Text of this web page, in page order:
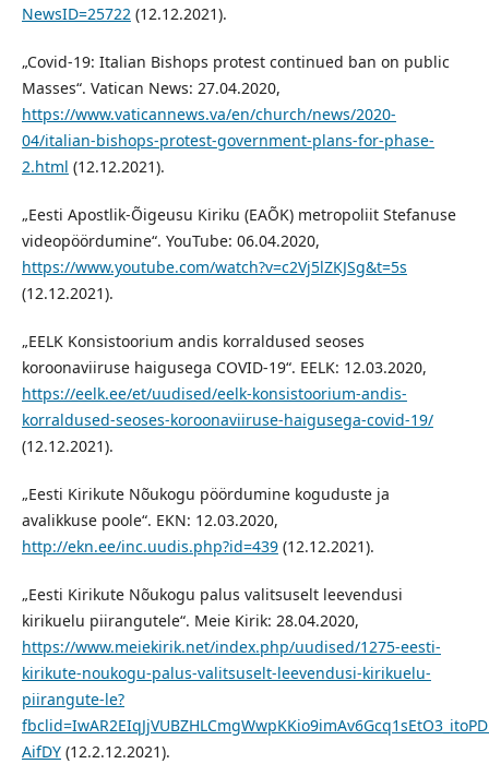
NewsID=25722(12.12.2021).
„Covid-19: Italian Bishops protest continued ban on public
Masses“. Vatican News: 27.04.2020,
https://www.vaticannews.va/en/church/news/2020-
04/italian-bishops-protest-government-plans-for-phase-
2.html (12.12.2021).
„Eesti Apostlik-Õigeusu Kiriku (EAÕK) metropoliit Stefanuse
videopöördumine“. YouTube: 06.04.2020,
https://www.youtube.com/watch?v=c2Vj5lZKJSg&t=5s
(12.12.2021).
„EELK Konsistoorium andis korraldused seoses
koroonaviiruse haigusega COVID-19“. EELK: 12.03.2020,
https://eelk.ee/et/uudised/eelk-konsistoorium-andis-
korraldused-seoses-koroonaviiruse-haigusega-covid-19/
(12.12.2021).
„Eesti Kirikute Nõukogu pöördumine koguduste ja
avalikkuse poole“. EKN: 12.03.2020,
http://ekn.ee/inc.uudis.php?id=439(12.12.2021).
„Eesti Kirikute Nõukogu palus valitsuselt leevendusi
kirikuelu piirangutele“. Meie Kirik: 28.04.2020,
https://www.meiekirik.net/index.php/uudised/1275-eesti-
kirikute-noukogu-palus-valitsuselt-leevendusi-kirikuelu-
piirangute-le?
AifDY(12.2.12.2021).